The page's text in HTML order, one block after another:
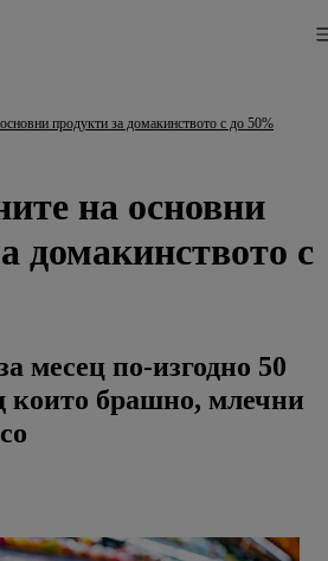
продукти за домакинството с до 50%
на основни
домакинството с
месец по-изгодно 50
които брашно, млечни